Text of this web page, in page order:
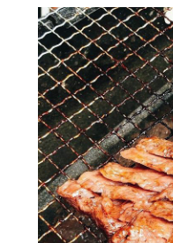
すき焼き
しゃぶしゃぶ
焼豚など（豚肉の加工
品）
牛丼
タレ類